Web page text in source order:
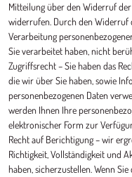
Mitteilung über den Widerruf
widerrufen. Durch den
Verarbeitung
Sie verarbeitet haben, nicht
Zugriffsrecht – Sie haben das
die wir über Sie haben, sowie
personenbezogenen Daten
werden Ihnen Ihre
elektronischer Form zur
Recht auf Berichtigung – wir
Richtigkeit, Vollständigkeit und
haben, sicherzustellen. Wenn